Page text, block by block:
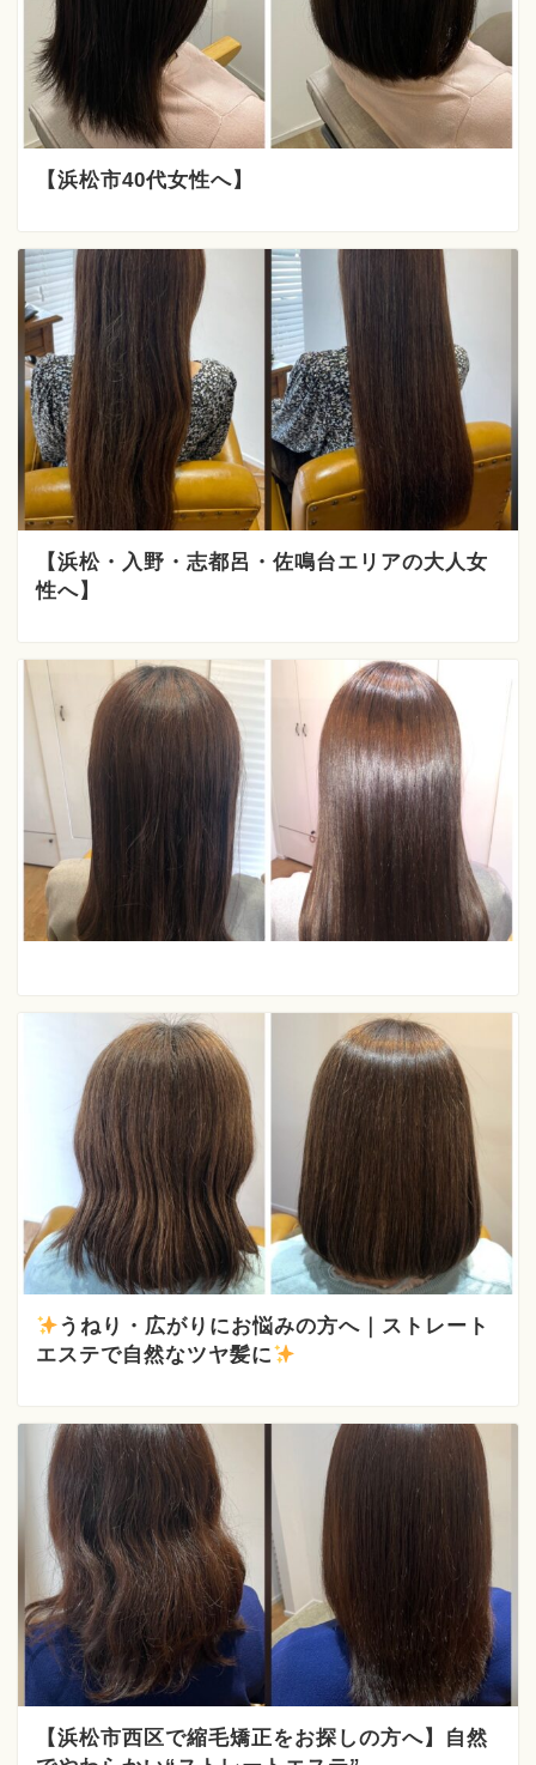
【浜松市40代女性へ】
【浜松・入野・志都呂・佐鳴台エリアの大人女
性へ】
うねり・広がりにお悩みの方へ｜ストレート
エステで自然なツヤ髪に
【浜松市西区で縮毛矯正をお探しの方へ】自然